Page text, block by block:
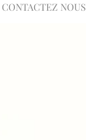
CONTACTEZ NOUS